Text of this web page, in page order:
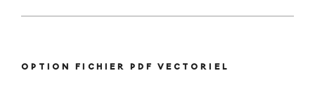
OPTION FICHIER PDF VECTORIEL